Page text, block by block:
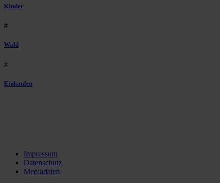
Kinder
#
Wald
#
Einkaufen
Impressum
Datenschutz
Mediadaten